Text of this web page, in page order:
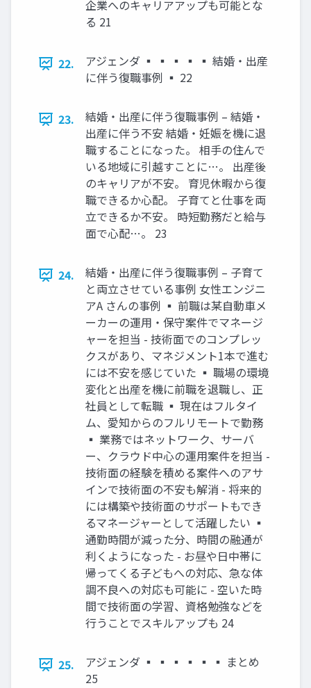
企業へのキャリアアップも可能とな
る 21
22.
アジェンダ ▪ ▪ ▪ ▪ ▪ 結婚・出産
に伴う復職事例 ▪ 22
23.
結婚・出産に伴う復職事例 – 結婚・
出産に伴う不安 結婚・妊娠を機に退
職することになった。 相手の住んで
いる地域に引越すことに…。 出産後
のキャリアが不安。 育児休暇から復
職できるか心配。 子育てと仕事を両
立できるか不安。 時短勤務だと給与
面で心配…。 23
24.
結婚・出産に伴う復職事例 – 子育て
と両立させている事例 女性エンジニ
アA さんの事例 ▪ 前職は某自動車メ
ーカーの運用・保守案件でマネージ
ャーを担当 - 技術面でのコンプレッ
クスがあり、マネジメント1本で進む
には不安を感じていた ▪ 職場の環境
変化と出産を機に前職を退職し、正
社員として転職 ▪ 現在はフルタイ
ム、愛知からのフルリモートで勤務
▪ 業務ではネットワーク、サーバ
ー、クラウド中心の運用案件を担当 -
技術面の経験を積める案件へのアサ
インで技術面の不安も解消 - 将来的
には構築や技術面のサポートもでき
るマネージャーとして活躍したい ▪
通勤時間が減った分、時間の融通が
利くようになった - お昼や日中帯に
帰ってくる子どもへの対応、急な体
調不良への対応も可能に - 空いた時
間で技術面の学習、資格勉強などを
行うことでスキルアップも 24
25.
アジェンダ ▪ ▪ ▪ ▪ ▪ ▪ まとめ
25